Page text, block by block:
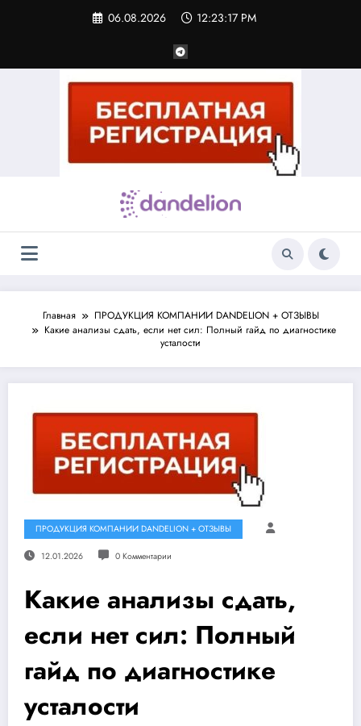
06.08.2026 12:23:17 PM
Главная
ПРОДУКЦИЯ КОМПАНИИ DANDELION + ОТЗЫВЫ
Какие анализы сдать, если нет сил: Полный гайд по диагностике
усталости
ПРОДУКЦИЯ КОМПАНИИ DANDELION + ОТЗЫВЫ
12.01.2026 0 Комментарии
Какие анализы сдать,
если нет сил: Полный
гайд по диагностике
усталости